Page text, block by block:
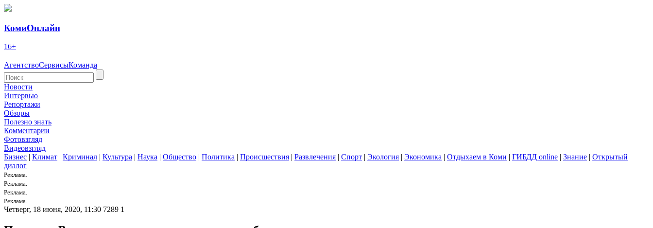
КомиОнлайн
16+
АгентствоСервисыКоманда
Новости
Интервью
Репортажи
Обзоры
Полезно знать
Комментарии
Фотовзгляд
Видеовзгляд
Бизнес | Климат | Криминал | Культура | Наука | Общество | Политика | Происшествия | Развлечения | Спорт | Экология | Экономика | Отдыхаем в Коми | ГИБДД online | Знание | Открытый
диалог
Реклама.
Реклама.
Реклама.
Реклама.
Четверг, 18 июня, 2020, 11:30 7289 1